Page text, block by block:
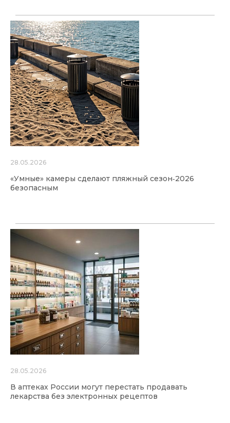
28.05.2026
«Умные» камеры сделают пляжный сезон‑2026
безопасным
28.05.2026
В аптеках России могут перестать продавать
лекарства без электронных рецептов